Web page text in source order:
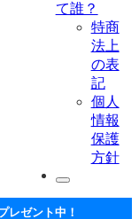
て誰？
特商
法上
の表
記
個人
情報
保護
方針
レゼント中！